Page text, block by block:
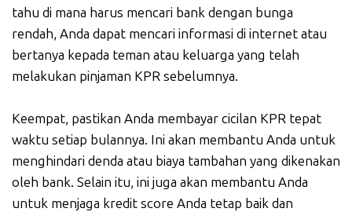
tahu di mana harus mencari bank dengan bunga
rendah, Anda dapat mencari informasi di internet atau
bertanya kepada teman atau keluarga yang telah
melakukan pinjaman KPR sebelumnya.
Keempat, pastikan Anda membayar cicilan KPR tepat
waktu setiap bulannya. Ini akan membantu Anda untuk
menghindari denda atau biaya tambahan yang dikenakan
oleh bank. Selain itu, ini juga akan membantu Anda
untuk menjaga kredit score Anda tetap baik dan